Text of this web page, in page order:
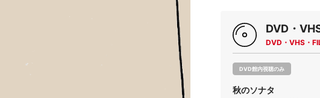
DVD・
DVD・VHS・
DVD館内視聴のみ
秋のソナタ